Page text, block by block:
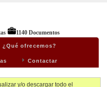
1140 Documentos
¿Qué ofrecemos?
Contactar
y/o descargar todo el